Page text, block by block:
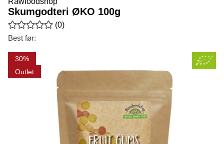
Skumgodteri ØKO 100g
Gjennomsnittlig rangering 0 av 5 Antall vurderinger 0
(0)
Best før:
30
Outlet
Produktbilder Skumgodteri ØKO 100g